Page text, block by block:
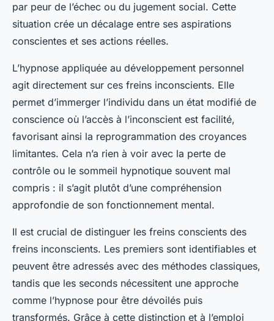
par peur de l’échec ou du jugement social. Cette
situation crée un décalage entre ses aspirations
conscientes et ses actions réelles.
L’hypnose appliquée au développement personnel
agit directement sur ces freins inconscients. Elle
permet d’immerger l’individu dans un état modifié de
conscience où l’accès à l’inconscient est facilité,
favorisant ainsi la reprogrammation des croyances
limitantes. Cela n’a rien à voir avec la perte de
contrôle ou le sommeil hypnotique souvent mal
compris : il s’agit plutôt d’une compréhension
approfondie de son fonctionnement mental.
Il est crucial de distinguer les freins conscients des
freins inconscients. Les premiers sont identifiables et
peuvent être adressés avec des méthodes classiques,
tandis que les seconds nécessitent une approche
comme l’hypnose pour être dévoilés puis
transformés. Grâce à cette distinction et à l’emploi